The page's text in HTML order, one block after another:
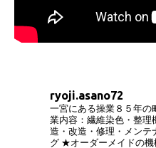
ryoji.asano72
一宮にある操業８５年の
業内容：繊維染色・整理
造・改造・修理・メンテ
グ ★オーダーメイドの機